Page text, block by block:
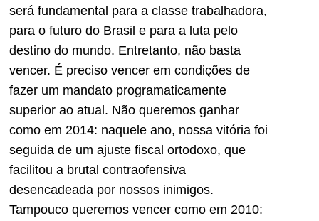
será fundamental para a classe trabalhadora,
para o futuro do Brasil e para a luta pelo
destino do mundo. Entretanto, não basta
vencer. É preciso vencer em condições de
fazer um mandato programaticamente
superior ao atual. Não queremos ganhar
como em 2014: naquele ano, nossa vitória foi
seguida de um ajuste fiscal ortodoxo, que
facilitou a brutal contraofensiva
desencadeada por nossos inimigos.
Tampouco queremos vencer como em 2010: